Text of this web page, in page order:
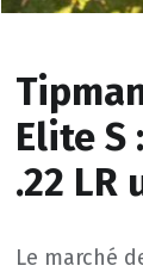
Elite S
.22 LR
Le marché